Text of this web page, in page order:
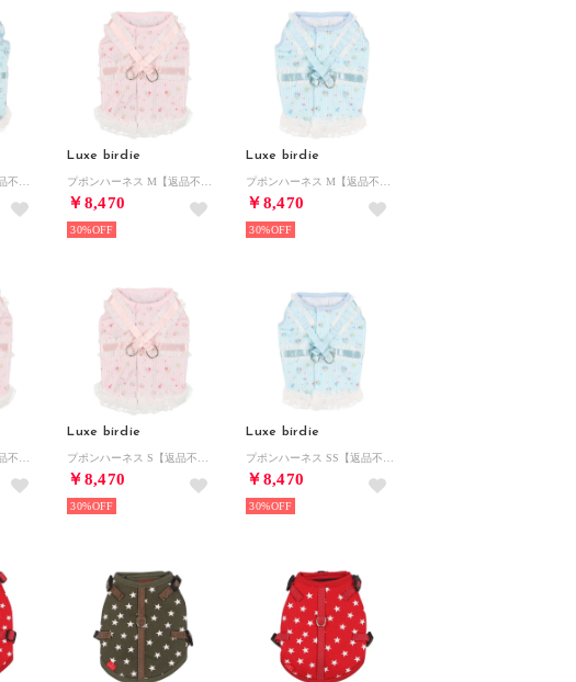
Luxe birdie
￥8,470
30%
Luxe birdie
￥8,470
30%
Luxe birdie
￥8,470
30%
Luxe birdie
￥8,470
30%